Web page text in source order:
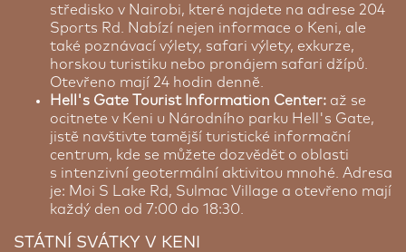
středisko v Nairobi, které najdete na adrese 204
Sports Rd. Nabízí nejen informace o Keni, ale
také poznávací výlety, safari výlety, exkurze,
horskou turistiku nebo pronájem safari džípů.
Otevřeno mají 24 hodin denně.
Hell's Gate Tourist Information Center: až se
ocitnete v Keni u Národního parku Hell's Gate,
jistě navštivte tamější turistické informační
centrum, kde se můžete dozvědět o oblasti
s intenzivní geotermální aktivitou mnohé. Adresa
je: Moi S Lake Rd, Sulmac Village a otevřeno mají
každý den od 7:00 do 18:30.
STÁTNÍ SVÁTKY V KENI